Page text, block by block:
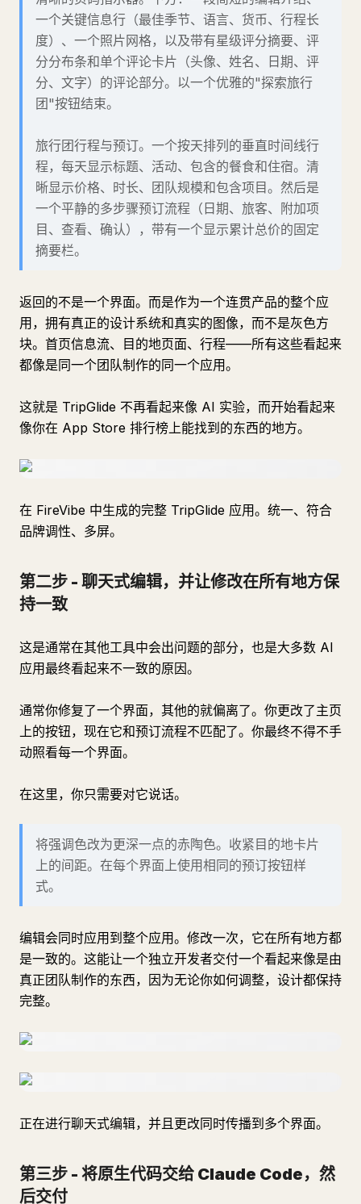
一个关键信息行（最佳季节、语言、货币、行程长
度）、一个照片网格，以及带有星级评分摘要、评
分分布条和单个评论卡片（头像、姓名、日期、评
分、文字）的评论部分。以一个优雅的"探索旅行
团"按钮结束。
旅行团行程与预订。一个按天排列的垂直时间线行
程，每天显示标题、活动、包含的餐食和住宿。清
晰显示价格、时长、团队规模和包含项目。然后是
一个平静的多步骤预订流程（日期、旅客、附加项
目、查看、确认），带有一个显示累计总价的固定
摘要栏。
返回的不是一个界面。而是作为一个连贯产品的整个应
用，拥有真正的设计系统和真实的图像，而不是灰色方
块。首页信息流、目的地页面、行程——所有这些看起来
都像是同一个团队制作的同一个应用。
这就是 TripGlide 不再看起来像 AI 实验，而开始看起来
像你在 App Store 排行榜上能找到的东西的地方。
在 FireVibe 中生成的完整 TripGlide 应用。统一、符合
品牌调性、多屏。
第二步 - 聊天式编辑，并让修改在所有地方保
持一致
这是通常在其他工具中会出问题的部分，也是大多数 AI
应用最终看起来不一致的原因。
通常你修复了一个界面，其他的就偏离了。你更改了主页
上的按钮，现在它和预订流程不匹配了。你最终不得不手
动照看每一个界面。
在这里，你只需要对它说话。
将强调色改为更深一点的赤陶色。收紧目的地卡片
上的间距。在每个界面上使用相同的预订按钮样
式。
编辑会同时应用到整个应用。修改一次，它在所有地方都
是一致的。这能让一个独立开发者交付一个看起来像是由
真正团队制作的东西，因为无论你如何调整，设计都保持
完整。
正在进行聊天式编辑，并且更改同时传播到多个界面。
第三步 - 将原生代码交给 Claude Code，然
后交付